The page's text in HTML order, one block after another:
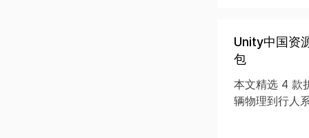
Unity中国资
包
本文精选 4 款
辆物理到行人